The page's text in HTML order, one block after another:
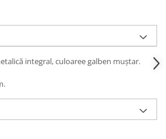
integral, culoaree galben muștar.